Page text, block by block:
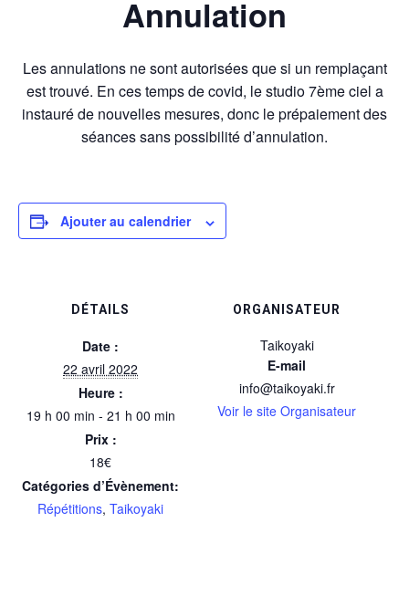
Annulation
Les annulations ne sont autorisées que si un remplaçant
est trouvé. En ces temps de covid, le studio 7ème ciel a
instauré de nouvelles mesures, donc le prépaiement des
séances sans possibilité d’annulation.
Ajouter au calendrier
DÉTAILS
Date :
22 avril 2022
Heure :
19 h 00 min - 21 h 00 min
Prix :
18€
Catégories d’Évènement:
Répétitions, Taikoyaki
ORGANISATEUR
Taikoyaki
E-mail
info@taikoyaki.fr
Voir le site Organisateur